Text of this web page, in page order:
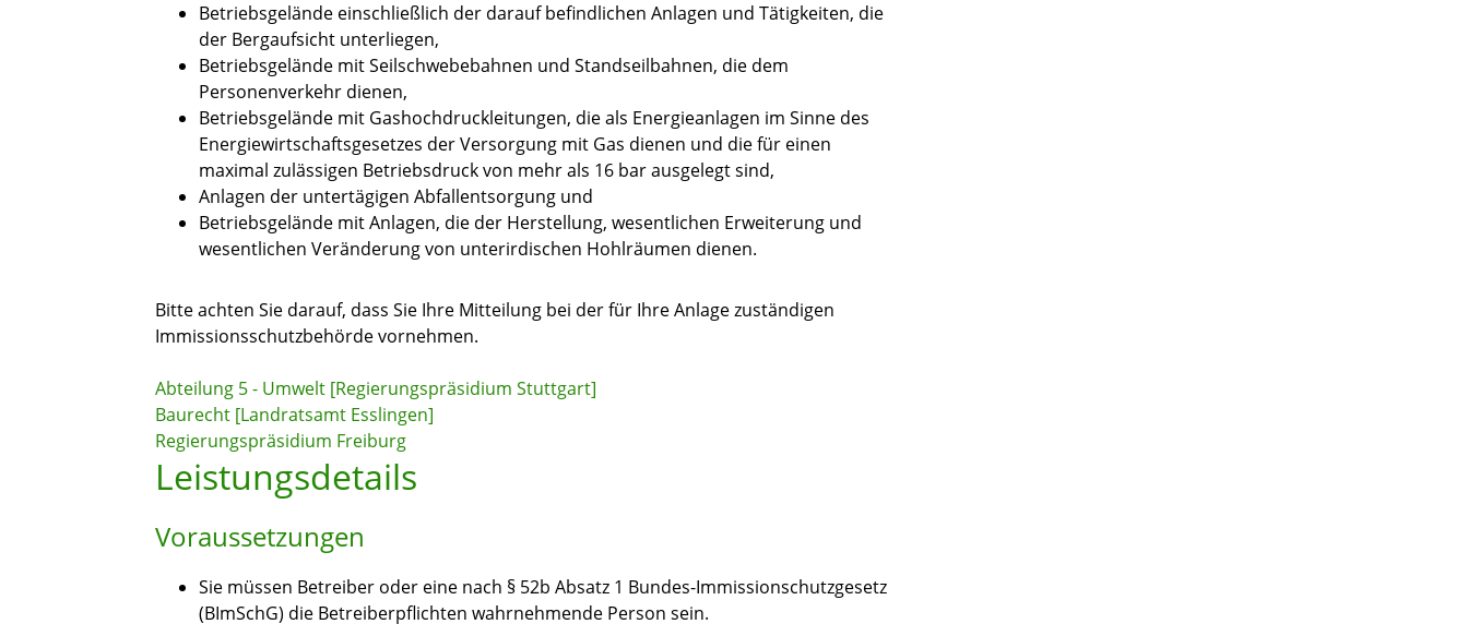
Betriebsgelände einschließlich der darauf befindlichen Anlagen und Tätigkeiten, die
der Bergaufsicht unterliegen,
Betriebsgelände mit Seilschwebebahnen und Standseilbahnen, die dem
Personenverkehr dienen,
Betriebsgelände mit Gashochdruckleitungen, die als Energieanlagen im Sinne des
Energiewirtschaftsgesetzes der Versorgung mit Gas dienen und die für einen
maximal zulässigen Betriebsdruck von mehr als 16 bar ausgelegt sind,
Anlagen der untertägigen Abfallentsorgung und
Betriebsgelände mit Anlagen, die der Herstellung, wesentlichen Erweiterung und
wesentlichen Veränderung von unterirdischen Hohlräumen dienen.
Bitte achten Sie darauf, dass Sie Ihre Mitteilung bei der für Ihre Anlage zuständigen
Immissionsschutzbehörde vornehmen.
Abteilung 5 - Umwelt [Regierungspräsidium Stuttgart]
Baurecht [Landratsamt Esslingen]
Regierungspräsidium Freiburg
Leistungsdetails
Voraussetzungen
Sie müssen Betreiber oder eine nach § 52b Absatz 1 Bundes-Immissionschutzgesetz
(BImSchG) die Betreiberpflichten wahrnehmende Person sein.